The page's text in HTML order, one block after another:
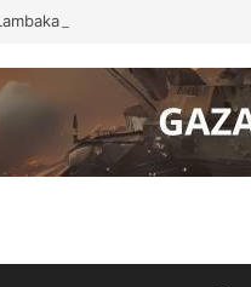
Import Gegelung Keluli